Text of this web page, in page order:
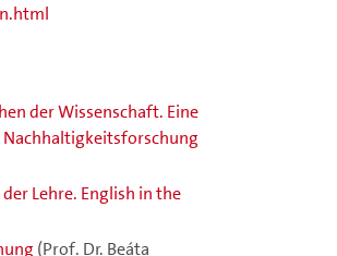
der Wissenschaft. Eine
Lehre. English in the
(Prof. Dr. Beáta